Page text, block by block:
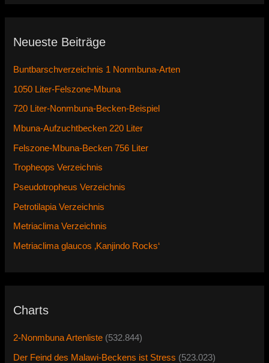
Neueste Beiträge
Buntbarschverzeichnis 1 Nonmbuna-Arten
1050 Liter-Felszone-Mbuna
720 Liter-Nonmbuna-Becken-Beispiel
Mbuna-Aufzuchtbecken 220 Liter
Felszone-Mbuna-Becken 756 Liter
Tropheops Verzeichnis
Pseudotropheus Verzeichnis
Petrotilapia Verzeichnis
Metriaclima Verzeichnis
Metriaclima glaucos ‚Kanjindo Rocks‘
Charts
2-Nonmbuna Artenliste (532.844)
Der Feind des Malawi-Beckens ist Stress (523.023)